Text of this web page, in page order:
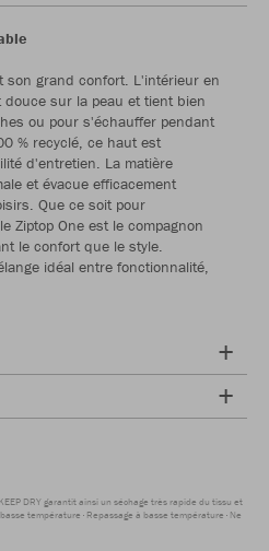
son grand confort. L'intérieur en
sur la peau et tient bien
ou pour s'échauffer pendant
% recyclé, ce haut est
d'entretien. La matière
et évacue efficacement
Que ce soit pour
Ziptop One est le compagnon
le confort que le style.
idéal entre fonctionnalité,
DRY garantit ainsi un séchage très rapide du tissu et
température Repassage à basse température Ne